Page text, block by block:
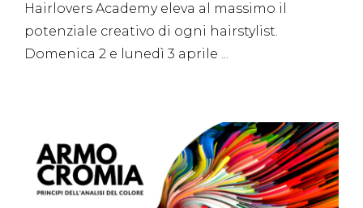
Hairlovers Academy eleva al massimo il
potenziale creativo di ogni hairstylist.
Domenica 2 e lunedì 3 aprile